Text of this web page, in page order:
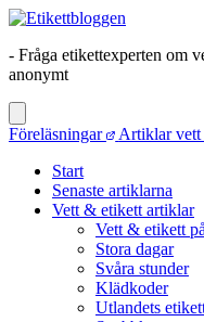
- Fråga etikettexperten om
anonymt
Föreläsningar
Artiklar
Start
Senaste artiklarna
Vett & etikett artiklar
Vett & etikett
Stora dagar
Svåra stunder
Klädkoder
Utlandets